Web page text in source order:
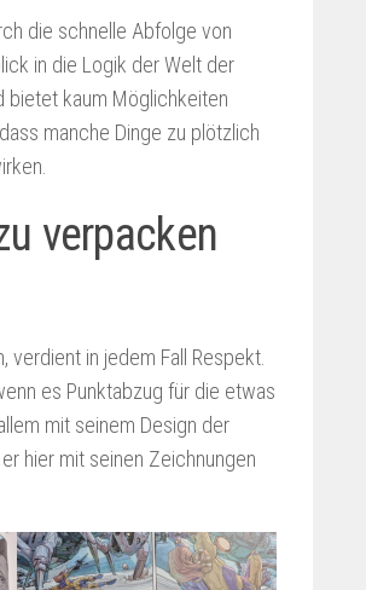
die schnelle Abfolge von
in die Logik der Welt der
bietet kaum Möglichkeiten
manche Dinge zu plötzlich
verpacken
in jedem Fall Respekt.
es Punktabzug für die etwas
mit seinem Design der
hier mit seinen Zeichnungen